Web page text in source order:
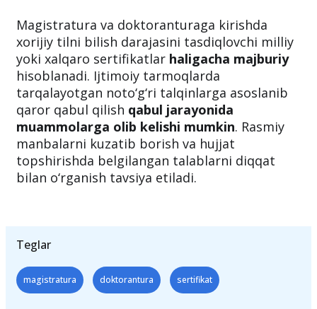
Magistratura va doktoranturaga kirishda
xorijiy tilni bilish darajasini tasdiqlovchi milliy
yoki xalqaro sertifikatlar haligacha majburiy
hisoblanadi. Ijtimoiy tarmoqlarda
tarqalayotgan noto‘g‘ri talqinlarga asoslanib
qaror qabul qilish qabul jarayonida
muammolarga olib kelishi mumkin. Rasmiy
manbalarni kuzatib borish va hujjat
topshirishda belgilangan talablarni diqqat
bilan o‘rganish tavsiya etiladi.
Teglar
magistratura doktorantura sertifikat